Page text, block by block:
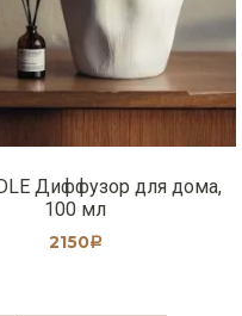
Диффузор для дома,
100 мл
2150 Р